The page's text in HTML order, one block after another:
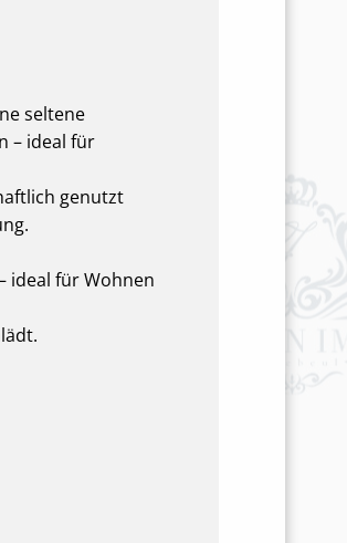
seltene
– ideal für
genutzt
ideal für Wohnen